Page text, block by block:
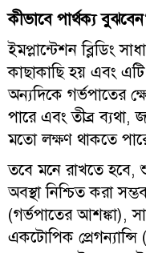
কীভাবে পার্থক্য
ইমপ্লান্টেশন ব্লিডিং
কাছাকাছি হয় এবং এটি
অন্যদিকে গর্ভপাতের
পারে এবং তীব্র ব্যথা,
মতো লক্ষণ থাকতে
তবে মনে রাখতে হবে,
অবস্থা নিশ্চিত করা
(গর্ভপাতের আশঙ্কা),
একটোপিক